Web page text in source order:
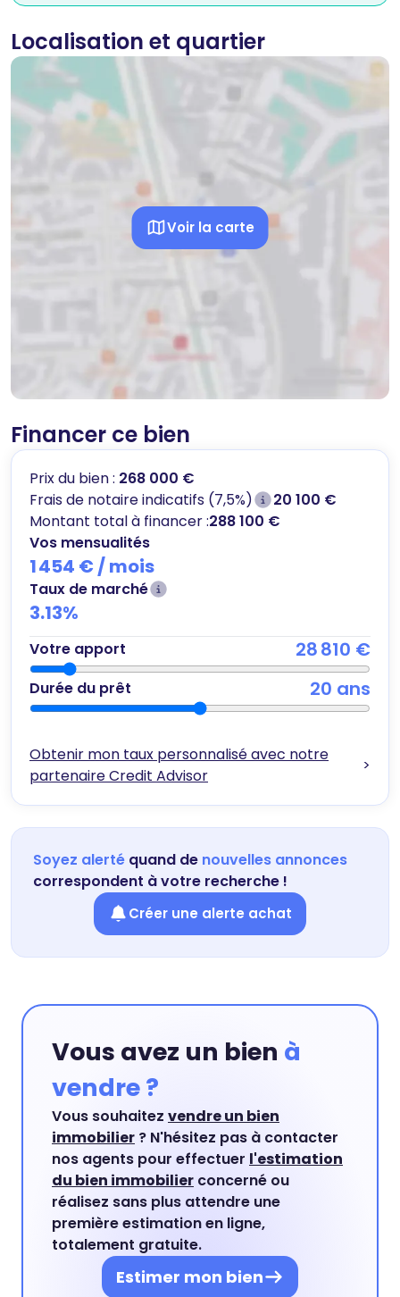
Localisation et quartier
Voir la carte
Financer ce bien
Prix du bien : 268 000 €
Frais de notaire indicatifs (7,5%)
20 100 €
Montant total à financer :288 100 €
Vos mensualités
1 454 € / mois
Taux de marché
3.13%
Votre apport 28 810 €
Durée du prêt 20 ans
Obtenir mon taux personnalisé avec notre
partenaire Credit Advisor
>
Soyez alerté quand de nouvelles annonces
correspondent à votre recherche !
Créer une alerte achat
Vous avez un bien à
vendre ?
Vous souhaitez vendre un bien
immobilier ? N'hésitez pas à contacter
nos agents pour effectuer l'estimation
du bien immobilier concerné ou
réalisez sans plus attendre une
première estimation en ligne,
totalement gratuite.
Estimer mon bien